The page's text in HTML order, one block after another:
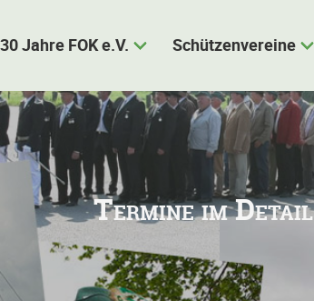
30 Jahre FOK e.V. Schützenvereine
Termine im Detail